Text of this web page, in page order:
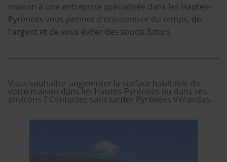
maison à une entreprise spécialisée dans les Hautes-
Pyrénées vous permet d'économiser du temps, de
l'argent et de vous éviter des soucis futurs.
Vous souhaitez augmenter la surface habitable de
votre maison dans les Hautes-Pyrénées ou dans ses
environs ? Contactez sans tarder Pyrénées Vérandas.